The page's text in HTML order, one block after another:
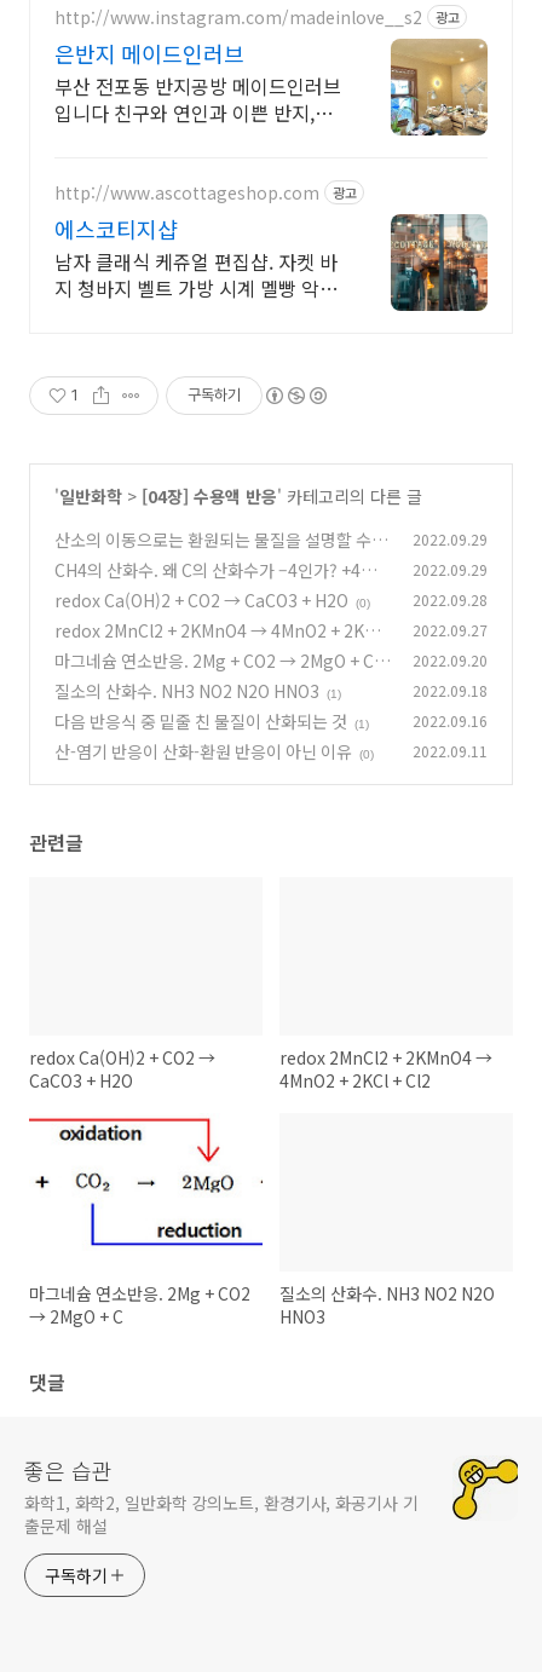
http://www.instagram.com/madeinlove__s2 광고
은반지 메이드인러브
부산 전포동 반지공방 메이드인러브
입니다 친구와 연인과 이쁜 반지,추
http://www.ascottageshop.com 광고
에스코티지샵
남자 클래식 케쥬얼 편집샵. 자켓 바
지 청바지 벨트 가방 시계 멜빵 악세
1 구독하기
'일반화학 > [04장] 수용액 반응' 카테고리의 다른 글
산소의 이동으로는 환원되는 물질을 설명할 수 없
다
(1)
2022.09.29
CH4의 산화수. 왜 C의 산화수가 –4인가? +4일
수는 없는가? (0)
2022.09.29
redox Ca(OH)2 + CO2 → CaCO3 + H2O (0) 2022.09.28
redox 2MnCl2 + 2KMnO4 → 4MnO2 + 2KCl
+ Cl2
(0)
2022.09.27
마그네슘 연소반응. 2Mg + CO2 → 2MgO + C
(0)
2022.09.20
질소의 산화수. NH3 NO2 N2O HNO3 (1) 2022.09.18
다음 반응식 중 밑줄 친 물질이 산화되는 것 (1) 2022.09.16
산-염기 반응이 산화-환원 반응이 아닌 이유 (0) 2022.09.11
관련글
redox Ca(OH)2 + CO2 →
CaCO3 + H2O
redox 2MnCl2 + 2KMnO4 →
4MnO2 + 2KCl + Cl2
마그네슘 연소반응. 2Mg + CO2
→ 2MgO + C
질소의 산화수. NH3 NO2 N2O
HNO3
댓글
좋은 습관
화학1, 화학2, 일반화학 강의노트, 환경기사, 화공기사 기
출문제 해설
구독하기